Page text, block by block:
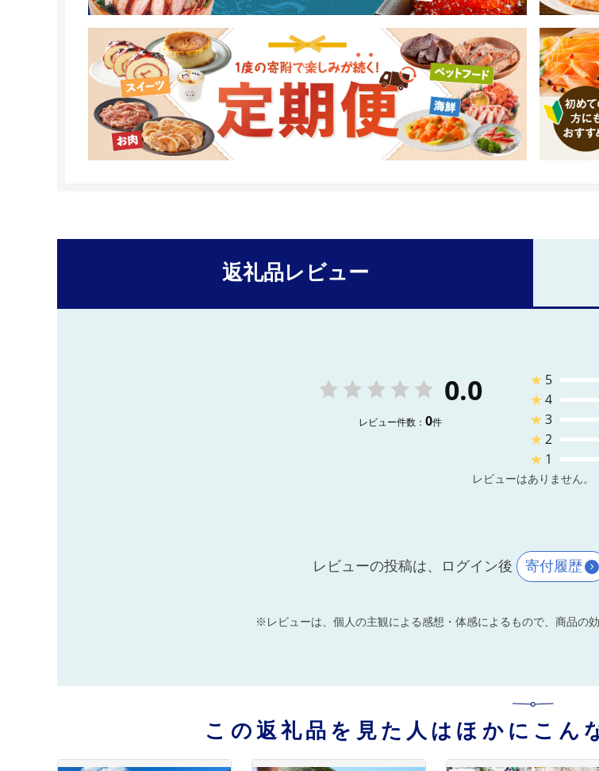
返礼品レビュー
0.0
レビュー件数： 0件
★ 5
★4
★3
★2
★ 1
レビューはありません。
レビューの投稿は、ログイン後 寄付履歴
※レビューは、個人の主観による感想・体感によるもので、商品の
この返礼品を見た人はほかにこん